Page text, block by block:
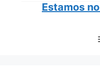
Estamos no